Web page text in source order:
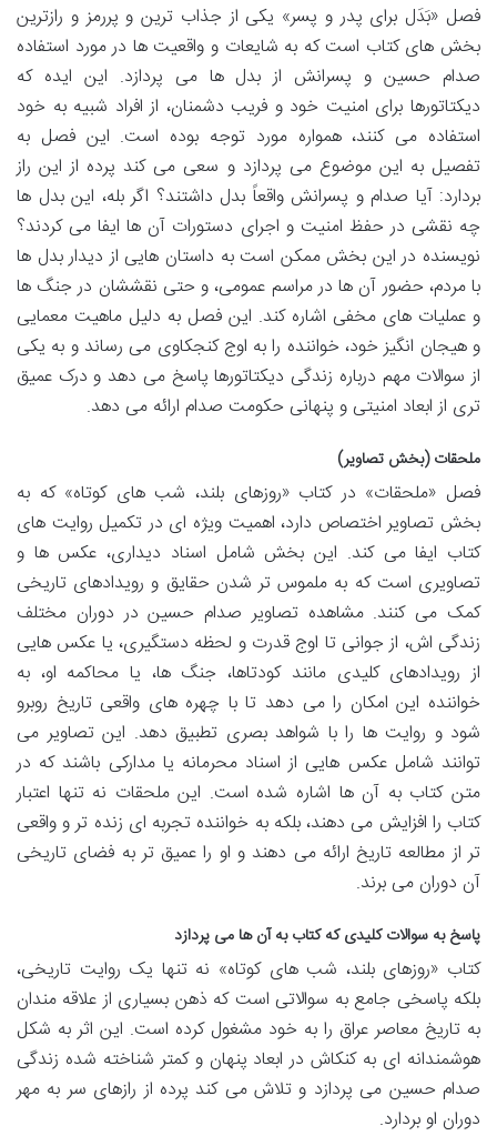
فصل «بَدَل برای پدر و پسر» یکی از جذاب ترین و پررمز و رازترین
بخش های کتاب است که به شایعات و واقعیت ها در مورد استفاده
صدام حسین و پسرانش از بدل ها می پردازد. این ایده که
دیکتاتورها برای امنیت خود و فریب دشمنان، از افراد شبیه به خود
استفاده می کنند، همواره مورد توجه بوده است. این فصل به
تفصیل به این موضوع می پردازد و سعی می کند پرده از این راز
بردارد: آیا صدام و پسرانش واقعاً بدل داشتند؟ اگر بله، این بدل ها
چه نقشی در حفظ امنیت و اجرای دستورات آن ها ایفا می کردند؟
نویسنده در این بخش ممکن است به داستان هایی از دیدار بدل ها
با مردم، حضور آن ها در مراسم عمومی، و حتی نقششان در جنگ ها
و عملیات های مخفی اشاره کند. این فصل به دلیل ماهیت معمایی
و هیجان انگیز خود، خواننده را به اوج کنجکاوی می رساند و به یکی
از سوالات مهم درباره زندگی دیکتاتورها پاسخ می دهد و درک عمیق
تری از ابعاد امنیتی و پنهانی حکومت صدام ارائه می دهد.
ملحقات (بخش تصاویر)
فصل «ملحقات» در کتاب «روزهای بلند، شب های کوتاه» که به
بخش تصاویر اختصاص دارد، اهمیت ویژه ای در تکمیل روایت های
کتاب ایفا می کند. این بخش شامل اسناد دیداری، عکس ها و
تصاویری است که به ملموس تر شدن حقایق و رویدادهای تاریخی
کمک می کنند. مشاهده تصاویر صدام حسین در دوران مختلف
زندگی اش، از جوانی تا اوج قدرت و لحظه دستگیری، یا عکس هایی
از رویدادهای کلیدی مانند کودتاها، جنگ ها، یا محاکمه او، به
خواننده این امکان را می دهد تا با چهره های واقعی تاریخ روبرو
شود و روایت ها را با شواهد بصری تطبیق دهد. این تصاویر می
توانند شامل عکس هایی از اسناد محرمانه یا مدارکی باشند که در
متن کتاب به آن ها اشاره شده است. این ملحقات نه تنها اعتبار
کتاب را افزایش می دهند، بلکه به خواننده تجربه ای زنده تر و واقعی
تر از مطالعه تاریخ ارائه می دهند و او را عمیق تر به فضای تاریخی
آن دوران می برند.
پاسخ به سوالات کلیدی که کتاب به آن ها می پردازد
کتاب «روزهای بلند، شب های کوتاه» نه تنها یک روایت تاریخی،
بلکه پاسخی جامع به سوالاتی است که ذهن بسیاری از علاقه مندان
به تاریخ معاصر عراق را به خود مشغول کرده است. این اثر به شکل
هوشمندانه ای به کنکاش در ابعاد پنهان و کمتر شناخته شده زندگی
صدام حسین می پردازد و تلاش می کند پرده از رازهای سر به مهر
دوران او بردارد.